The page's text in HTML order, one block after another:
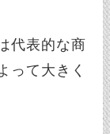
代表的な商
って大きく